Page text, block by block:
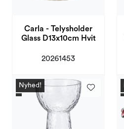
Carla - Telysholder
Glass D13x10cm Hvit
20261453
Nyhed!